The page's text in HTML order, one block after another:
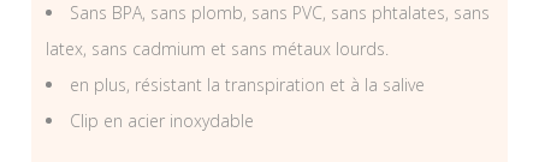
Sans BPA, sans plomb, sans PVC, sans phtalates, sans
latex, sans cadmium et sans métaux lourds.
en plus, résistant la transpiration et à la salive
Clip en acier inoxydable